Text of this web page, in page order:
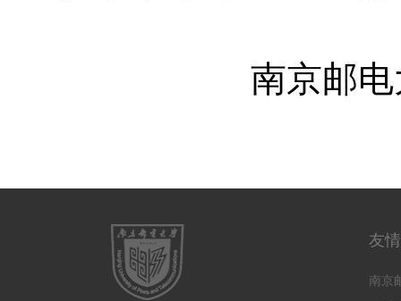
南京邮电
友
南京